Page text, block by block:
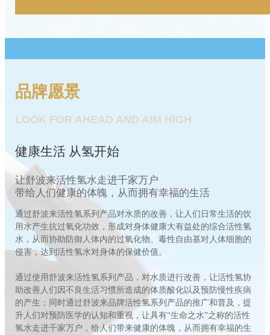
品牌愿景
LOOK FOR AHEAD AND AIM HIGH
健康生活 从氢开始
让舒波来活性氢水走进千家万户
带给人们健康的体魄，从而拥有幸福的生活
通过舒波来活性氢系列产品对水质的改善，让人们日常生活的饮
用水产生抗过氧化功效，形成对身体健康大有益处的综合活性氢
水，从而协助防御人体内的过氧化物、毒性自由基对人体细胞的
侵害，达到活性氢水对身体的保健价值。
通过使用舒波来活性氢系列产品，对水质进行改善，让活性氢协
助改善人们因不良生活习惯所造成的体质酸化以及预防慢性疾病
的产生；同时通过舒波来品牌活性氢系列产品的推广和普及，提
升人们对预防医学的认知和重视，让具有“生命之水”之称的活性
氢水走进千家万户，给人们带来健康的体魄，从而拥有幸福的生